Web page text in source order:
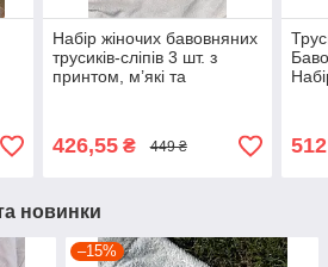
Набір жіночих бавовняних
трусиків-сліпів 3 шт. з
принтом, м’які та
426,55₴ 449 ₴
новинки
–15%